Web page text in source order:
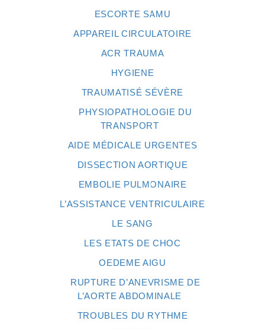
ESCORTE SAMU
APPAREIL CIRCULATOIRE
ACR TRAUMA
HYGIENE
TRAUMATISÉ SÉVÈRE
PHYSIOPATHOLOGIE DU
TRANSPORT
AIDE MÉDICALE URGENTES
DISSECTION AORTIQUE
EMBOLIE PULMONAIRE
L’ASSISTANCE VENTRICULAIRE
LE SANG
LES ETATS DE CHOC
OEDEME AIGU
RUPTURE D’ANEVRISME DE
L’AORTE ABDOMINALE
TROUBLES DU RYTHME